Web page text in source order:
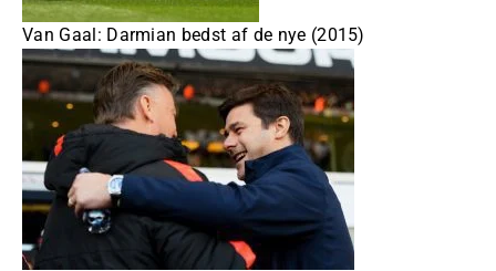
Van Gaal: Darmian bedst af de nye (2015)